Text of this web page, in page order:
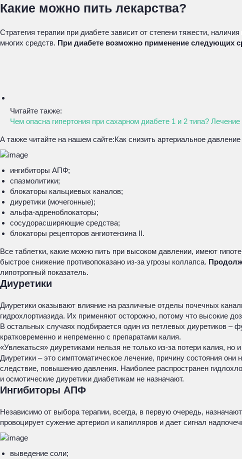
Какие можно пить лекарства?
Стратегия терапии при диабете зависит от степени тяжести,
многих средств. При диабете возможно применение следующих
Читайте также:
Чем опасна гипертония при сахарном диабете 1 и 2 типа?
А также читайте на нашем сайте:Как снизить артериальное
ингибиторы АПФ;
спазмолитики;
блокаторы кальциевых каналов;
диуретики (мочегонные);
альфа-адреноблокаторы;
сосудорасширяющие средства;
блокаторы рецепторов ангиотензина II.
Все таблетки, какие можно пить при высоком давлении, имеют
быстрое снижение противопоказано из-за угрозы коллапса.
липотропный показатель.
Диуретики
Диуретики оказывают влияние на различные отделы почечных
гидрохлортиазида. Их применяют осторожно, потому что высокие
В остальных случаях подбирается один из петлевых диуретиков –
кратковременно и непременно с препаратами калия.
«Увлекаться» диуретиками нельзя не только из-за потери калия,
Диуретики – это симптоматическое лечение, причину состояния
следствие, повышению давления. Наиболее распространен
и осмотические диуретики диабетикам не назначают.
Ингибиторы АПФ
Независимо от выбора терапии, всегда, в первую очередь,
провоцирует сужение артериол и капилляров и дает сигнал
выведение соли;